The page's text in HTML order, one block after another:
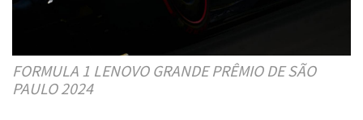
FORMULA 1 LENOVO GRANDE PRÊMIO DE SÃO
PAULO 2024